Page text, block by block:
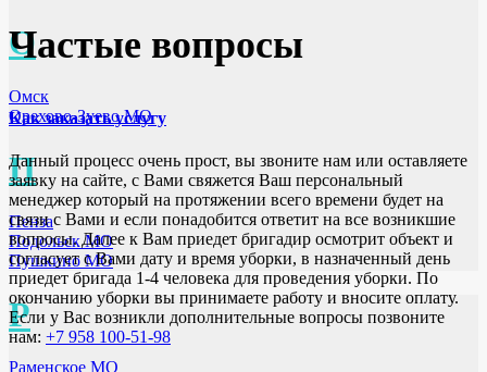
О
Омск
Орехово-Зуево МО
П
Пенза
Подольск МО
Пушкино МО
Р
Раменское МО
Частые вопросы
Как заказать услугу
Данный процесс очень прост, вы звоните нам или оставляете
заявку на сайте, с Вами свяжется Ваш персональный
менеджер который на протяжении всего времени будет на
связи с Вами и если понадобится ответит на все возникшие
вопросы. Далее к Вам приедет бригадир осмотрит объект и
согласует с Вами дату и время уборки, в назначенный день
приедет бригада 1-4 человека для проведения уборки. По
окончанию уборки вы принимаете работу и вносите оплату.
Если у Вас возникли дополнительные вопросы позвоните
нам: +7 958 100-51-98